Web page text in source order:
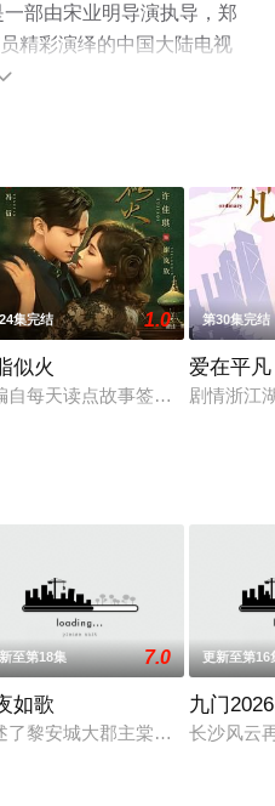
部由宋业明导演执导，郑
精彩演绎的中国大陆电视
集），手机免费观看高清无
网等平台了解。
球教练凌颢儿激发了斗志，开
集完结 1.0
似火
自每天读点故事签约作者花下客
第30集完结
爱在平凡
剧情浙江
侦支队在无普及监控、无DNA
至第18集 7.0
如歌
了黎安城大郡主棠溪槿与烈云峥
更新至第16
九门2026
长沙风云